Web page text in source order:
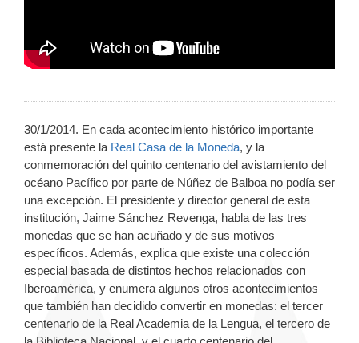
30/1/2014. En cada acontecimiento histórico importante
está presente la Real Casa de la Moneda, y la
conmemoración del quinto centenario del avistamiento del
océano Pacífico por parte de Núñez de Balboa no podía ser
una excepción. El presidente y director general de esta
institución, Jaime Sánchez Revenga, habla de las tres
monedas que se han acuñado y de sus motivos
específicos. Además, explica que existe una colección
especial basada de distintos hechos relacionados con
Iberoamérica, y enumera algunos otros acontecimientos
que también han decidido convertir en monedas: el tercer
centenario de la Real Academia de la Lengua, el tercero de